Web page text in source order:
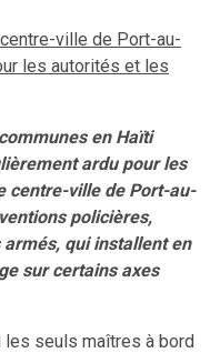
ville de Port-au-
les autorités et les
en Haïti
ardu pour les
centre-ville de Port-au-
policières,
armés, qui installent en
sur certains axes
les seuls maîtres à bord